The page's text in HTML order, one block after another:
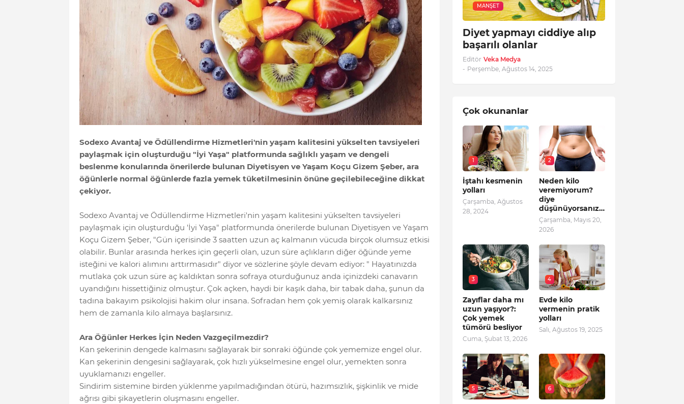
Sodexo Avantaj ve Ödüllendirme Hizmetleri'nin yaşam kalitesini yükselten tavsiyeleri
paylaşmak için oluşturduğu "İyi Yaşa" platformunda sağlıklı yaşam ve dengeli
beslenme konularında önerilerde bulunan Diyetisyen ve Yaşam Koçu Gizem Şeber, ara
öğünlerle normal öğünlerde fazla yemek tüketilmesinin önüne geçilebileceğine dikkat
çekiyor.
Sodexo Avantaj ve Ödüllendirme Hizmetleri'nin yaşam kalitesini yükselten tavsiyeleri
paylaşmak için oluşturduğu 'İyi Yaşa" platformunda önerilerde bulunan Diyetisyen ve Yaşam
Koçu Gizem Şeber, "Gün içerisinde 3 saatten uzun aç kalmanın vücuda birçok olumsuz etkisi
olabilir. Bunlar arasında herkes için geçerli olan, uzun süre açlıkların diğer öğünde yeme
isteğini ve kalori alımını arttırmasıdır" diyor ve sözlerine şöyle devam ediyor: " Hayatınızda
mutlaka çok uzun süre aç kaldıktan sonra sofraya oturduğunuz anda içinizdeki canavarın
uyandığını hissettiğiniz olmuştur. Çok açken, haydi bir kaşık daha, bir tabak daha, şunun da
tadına bakayım psikolojisi hakim olur insana. Sofradan hem çok yemiş olarak kalkarsınız
hem de zamanla kilo almaya başlarsınız.
Ara Öğünler Herkes İçin Neden Vazgeçilmezdir?
Kan şekerinin dengede kalmasını sağlayarak bir sonraki öğünde çok yememize engel olur.
Kan şekerinin dengesini sağlayarak, çok hızlı yükselmesine engel olur, yemekten sonra
uyuklamanızı engeller.
Sindirim sistemine birden yüklenme yapılmadığından ötürü, hazımsızlık, şişkinlik ve mide
ağrısı gibi şikayetlerin oluşmasını engeller.
MANŞET
Diyet yapmayı ciddiye alıp
başarılı olanlar
Editör Veka Medya
- Perşembe, Ağustos 14, 2025
Çok okunanlar
1
İştahı kesmenin
yolları
Çarşamba, Ağustos
28, 2024
2
Neden kilo
veremiyorum?
diye
düşünüyorsanız…
Çarşamba, Mayıs 20,
2026
3
Zayıflar daha mı
uzun yaşıyor?:
Çok yemek
tümörü besliyor
Cuma, Şubat 13, 2026
4
Evde kilo
vermenin pratik
yolları
Salı, Ağustos 19, 2025
5 6